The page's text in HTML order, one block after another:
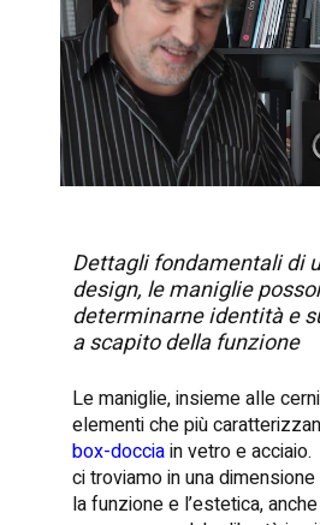
Dettagli fondamentali di
design, le maniglie
determinarne identità e
a scapito della funzione
Le maniglie, insieme alle
elementi che più
box-docciain vetro e
ci troviamo in una
la funzione e l’estetica,